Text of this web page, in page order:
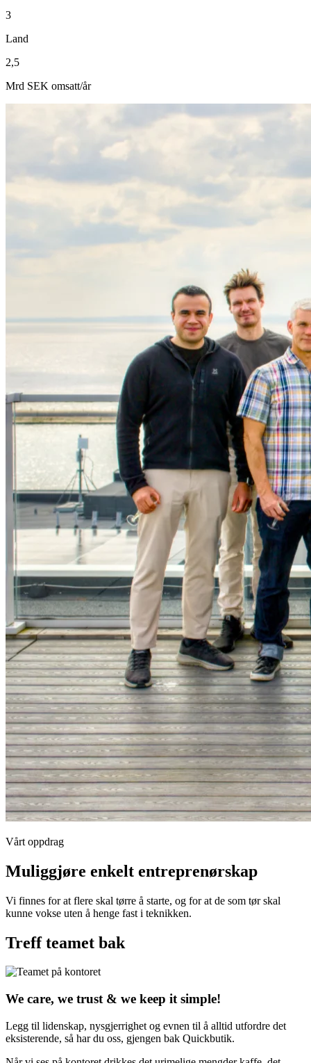
3
Land
2,5
Mrd SEK omsatt/år
Vårt oppdrag
Muliggjøre enkelt entreprenørskap
Vi finnes for at flere skal tørre å starte, og for at de som tør skal
kunne vokse uten å henge fast i teknikken.
Treff teamet bak
We care, we trust & we keep it simple!
Legg til lidenskap, nysgjerrighet og evnen til å alltid utfordre det
eksisterende, så har du oss, gjengen bak Quickbutik.